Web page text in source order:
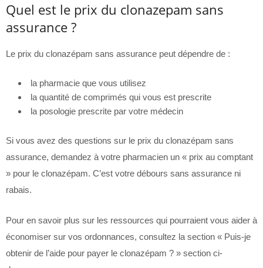
Quel est le prix du clonazepam sans
assurance ?
Le prix du clonazépam sans assurance peut dépendre de :
la pharmacie que vous utilisez
la quantité de comprimés qui vous est prescrite
la posologie prescrite par votre médecin
Si vous avez des questions sur le prix du clonazépam sans
assurance, demandez à votre pharmacien un « prix au comptant
» pour le clonazépam. C’est votre débours sans assurance ni
rabais.
Pour en savoir plus sur les ressources qui pourraient vous aider à
économiser sur vos ordonnances, consultez la section « Puis-je
obtenir de l’aide pour payer le clonazépam ? » section ci-